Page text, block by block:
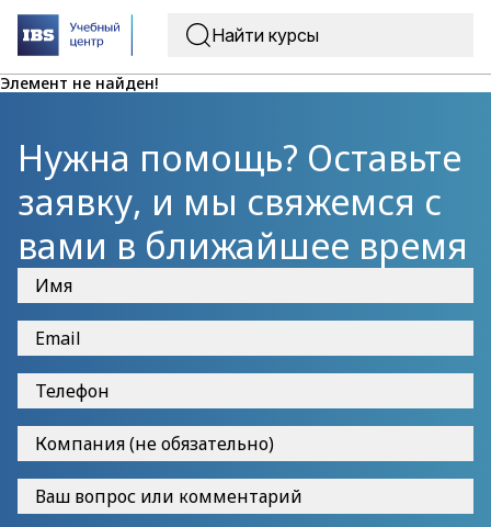
Элемент не найден!
Нужна помощь? Оставьте
заявку, и мы свяжемся с
вами в ближайшее время